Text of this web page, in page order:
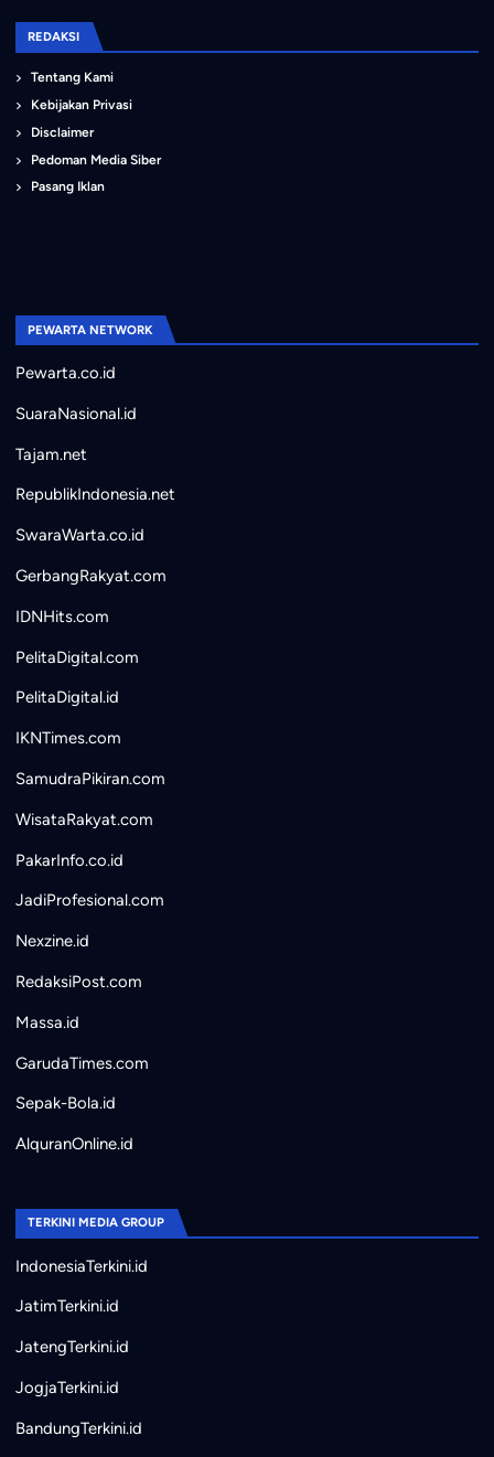
REDAKSI
Tentang Kami
Kebijakan Privasi
Disclaimer
Pedoman Media Siber
Pasang Iklan
PEWARTA NETWORK
Pewarta.co.id
SuaraNasional.id
Tajam.net
RepublikIndonesia.net
SwaraWarta.co.id
GerbangRakyat.com
IDNHits.com
PelitaDigital.com
PelitaDigital.id
IKNTimes.com
SamudraPikiran.com
WisataRakyat.com
PakarInfo.co.id
JadiProfesional.com
Nexzine.id
RedaksiPost.com
Massa.id
GarudaTimes.com
Sepak-Bola.id
AlquranOnline.id
TERKINI MEDIA GROUP
IndonesiaTerkini.id
JatimTerkini.id
JatengTerkini.id
JogjaTerkini.id
BandungTerkini.id